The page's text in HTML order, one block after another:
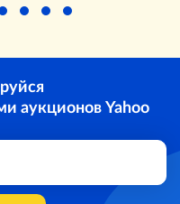
аукционов Yahoo